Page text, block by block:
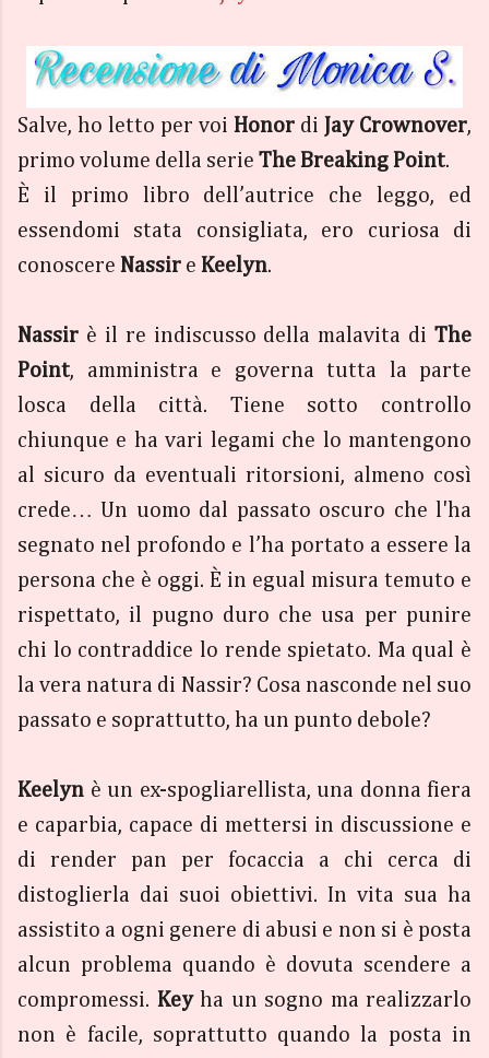
Salve, ho letto per voi Honor di Jay Crownover,
primo volume della serie The Breaking Point.
È il primo libro dell’autrice che leggo, ed
essendomi stata consigliata, ero curiosa di
conoscere Nassir e Keelyn.
Nassir è il re indiscusso della malavita di The
Point, amministra e governa tutta la parte
losca della città. Tiene sotto controllo
chiunque e ha vari legami che lo mantengono
al sicuro da eventuali ritorsioni, almeno così
crede… Un uomo dal passato oscuro che l'ha
segnato nel profondo e l’ha portato a essere la
persona che è oggi. È in egual misura temuto e
rispettato, il pugno duro che usa per punire
chi lo contraddice lo rende spietato. Ma qual è
la vera natura di Nassir? Cosa nasconde nel suo
passato e soprattutto, ha un punto debole?
Keelyn è un ex-spogliarellista, una donna fiera
e caparbia, capace di mettersi in discussione e
di render pan per focaccia a chi cerca di
distoglierla dai suoi obiettivi. In vita sua ha
assistito a ogni genere di abusi e non si è posta
alcun problema quando è dovuta scendere a
compromessi. Key ha un sogno ma realizzarlo
non è facile, soprattutto quando la posta in